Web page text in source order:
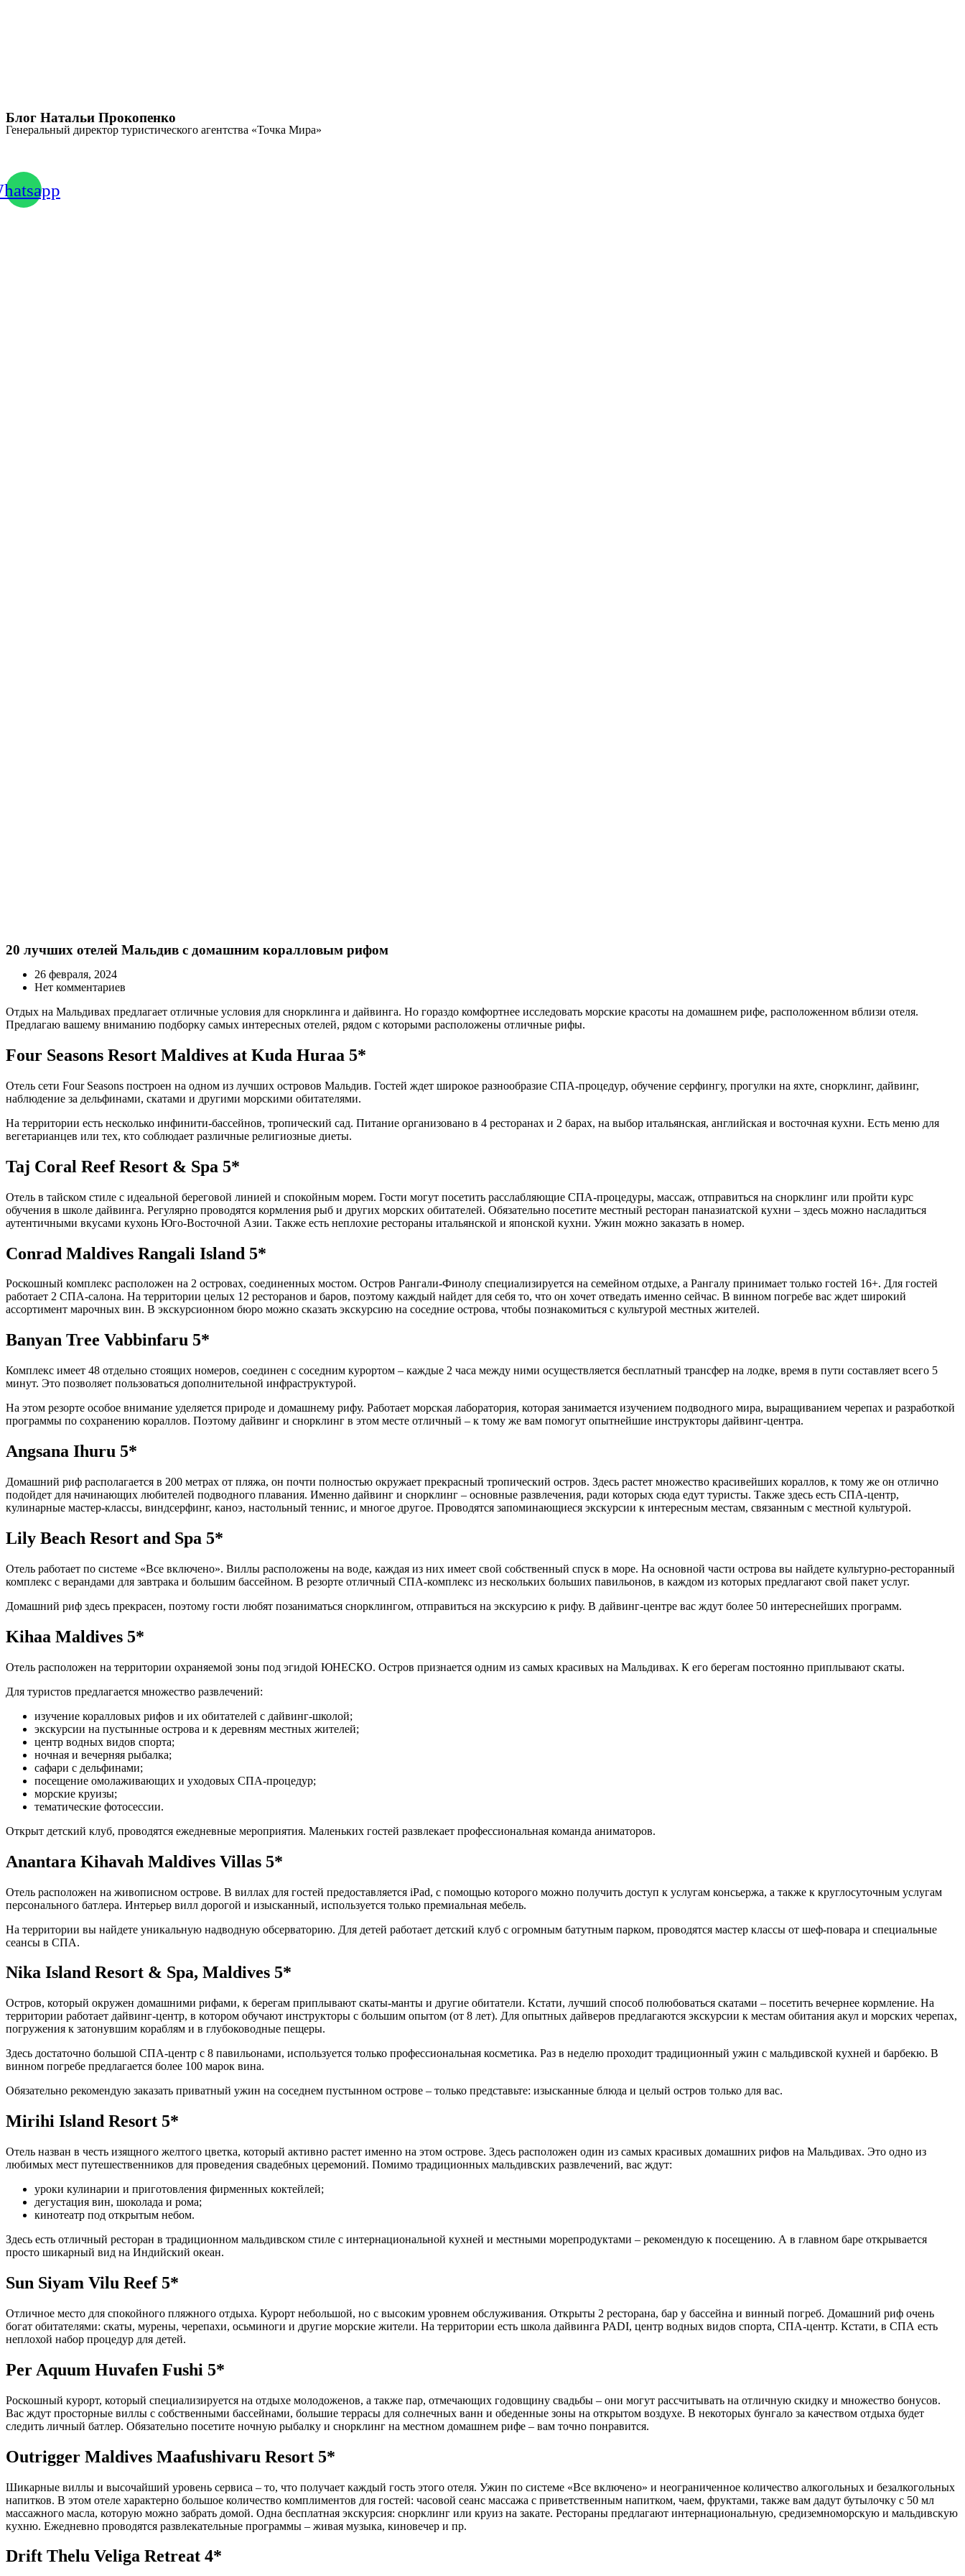
Блог Натальи Прокопенко
Генеральный директор туристического агентства «Точка Мира»
20 лучших отелей Мальдив с домашним коралловым рифом
26 февраля, 2024
Нет комментариев
Отдых на Мальдивах предлагает отличные условия для снорклинга и дайвинга. Но гораздо комфортнее исследовать морские красоты на домашнем рифе, расположенном вблизи отеля.
Предлагаю вашему вниманию подборку самых интересных отелей, рядом с которыми расположены отличные рифы.
Four Seasons Resort Maldives at Kuda Huraa 5*
Отель сети Four Seasons построен на одном из лучших островов Мальдив. Гостей ждет широкое разнообразие СПА-процедур, обучение серфингу, прогулки на яхте, снорклинг, дайвинг,
наблюдение за дельфинами, скатами и другими морскими обитателями.
На территории есть несколько инфинити-бассейнов, тропический сад. Питание организовано в 4 ресторанах и 2 барах, на выбор итальянская, английская и восточная кухни. Есть меню для
вегетарианцев или тех, кто соблюдает различные религиозные диеты.
Taj Coral Reef Resort & Spa 5*
Отель в тайском стиле с идеальной береговой линией и спокойным морем. Гости могут посетить расслабляющие СПА-процедуры, массаж, отправиться на снорклинг или пройти курс
обучения в школе дайвинга. Регулярно проводятся кормления рыб и других морских обитателей. Обязательно посетите местный ресторан паназиатской кухни – здесь можно насладиться
аутентичными вкусами кухонь Юго-Восточной Азии. Также есть неплохие рестораны итальянской и японской кухни. Ужин можно заказать в номер.
Conrad Maldives Rangali Island 5*
Роскошный комплекс расположен на 2 островах, соединенных мостом. Остров Рангали-Финолу специализируется на семейном отдыхе, а Рангалу принимает только гостей 16+. Для гостей
работает 2 СПА-салона. На территории целых 12 ресторанов и баров, поэтому каждый найдет для себя то, что он хочет отведать именно сейчас. В винном погребе вас ждет широкий
ассортимент марочных вин. В экскурсионном бюро можно сказать экскурсию на соседние острова, чтобы познакомиться с культурой местных жителей.
Banyan Tree Vabbinfaru 5*
Комплекс имеет 48 отдельно стоящих номеров, соединен с соседним курортом – каждые 2 часа между ними осуществляется бесплатный трансфер на лодке, время в пути составляет всего 5
минут. Это позволяет пользоваться дополнительной инфраструктурой.
На этом резорте особое внимание уделяется природе и домашнему рифу. Работает морская лаборатория, которая занимается изучением подводного мира, выращиванием черепах и разработкой
программы по сохранению кораллов. Поэтому дайвинг и снорклинг в этом месте отличный – к тому же вам помогут опытнейшие инструкторы дайвинг-центра.
Angsana Ihuru 5*
Домашний риф располагается в 200 метрах от пляжа, он почти полностью окружает прекрасный тропический остров. Здесь растет множество красивейших кораллов, к тому же он отлично
подойдет для начинающих любителей подводного плавания. Именно дайвинг и снорклинг – основные развлечения, ради которых сюда едут туристы. Также здесь есть СПА-центр,
кулинарные мастер-классы, виндсерфинг, каноэ, настольный теннис, и многое другое. Проводятся запоминающиеся экскурсии к интересным местам, связанным с местной культурой.
Lily Beach Resort and Spa 5*
Отель работает по системе «Все включено». Виллы расположены на воде, каждая из них имеет свой собственный спуск в море. На основной части острова вы найдете культурно-ресторанный
комплекс с верандами для завтрака и большим бассейном. В резорте отличный СПА-комплекс из нескольких больших павильонов, в каждом из которых предлагают свой пакет услуг.
Домашний риф здесь прекрасен, поэтому гости любят позаниматься снорклингом, отправиться на экскурсию к рифу. В дайвинг-центре вас ждут более 50 интереснейших программ.
Kihaa Maldives 5*
Отель расположен на территории охраняемой зоны под эгидой ЮНЕСКО. Остров признается одним из самых красивых на Мальдивах. К его берегам постоянно приплывают скаты.
Для туристов предлагается множество развлечений:
изучение коралловых рифов и их обитателей с дайвинг-школой;
экскурсии на пустынные острова и к деревням местных жителей;
центр водных видов спорта;
ночная и вечерняя рыбалка;
сафари с дельфинами;
посещение омолаживающих и уходовых СПА-процедур;
морские круизы;
тематические фотосессии.
Открыт детский клуб, проводятся ежедневные мероприятия. Маленьких гостей развлекает профессиональная команда аниматоров.
Anantara Kihavah Maldives Villas 5*
Отель расположен на живописном острове. В виллах для гостей предоставляется iPad, с помощью которого можно получить доступ к услугам консьержа, а также к круглосуточным услугам
персонального батлера. Интерьер вилл дорогой и изысканный, используется только премиальная мебель.
На территории вы найдете уникальную надводную обсерваторию. Для детей работает детский клуб с огромным батутным парком, проводятся мастер классы от шеф-повара и специальные
сеансы в СПА.
Nika Island Resort & Spa, Maldives 5*
Остров, который окружен домашними рифами, к берегам приплывают скаты-манты и другие обитатели. Кстати, лучший способ полюбоваться скатами – посетить вечернее кормление. На
территории работает дайвинг-центр, в котором обучают инструкторы с большим опытом (от 8 лет). Для опытных дайверов предлагаются экскурсии к местам обитания акул и морских черепах,
погружения к затонувшим кораблям и в глубоководные пещеры.
Здесь достаточно большой СПА-центр с 8 павильонами, используется только профессиональная косметика. Раз в неделю проходит традиционный ужин с мальдивской кухней и барбекю. В
винном погребе предлагается более 100 марок вина.
Обязательно рекомендую заказать приватный ужин на соседнем пустынном острове – только представьте: изысканные блюда и целый остров только для вас.
Mirihi Island Resort 5*
Отель назван в честь изящного желтого цветка, который активно растет именно на этом острове. Здесь расположен один из самых красивых домашних рифов на Мальдивах. Это одно из
любимых мест путешественников для проведения свадебных церемоний. Помимо традиционных мальдивских развлечений, вас ждут:
уроки кулинарии и приготовления фирменных коктейлей;
дегустация вин, шоколада и рома;
кинотеатр под открытым небом.
Здесь есть отличный ресторан в традиционном мальдивском стиле с интернациональной кухней и местными морепродуктами – рекомендую к посещению. А в главном баре открывается
просто шикарный вид на Индийский океан.
Sun Siyam Vilu Reef 5*
Отличное место для спокойного пляжного отдыха. Курорт небольшой, но с высоким уровнем обслуживания. Открыты 2 ресторана, бар у бассейна и винный погреб. Домашний риф очень
богат обитателями: скаты, мурены, черепахи, осьминоги и другие морские жители. На территории есть школа дайвинга PADI, центр водных видов спорта, СПА-центр. Кстати, в СПА есть
неплохой набор процедур для детей.
Per Aquum Huvafen Fushi 5*
Роскошный курорт, который специализируется на отдыхе молодоженов, а также пар, отмечающих годовщину свадьбы – они могут рассчитывать на отличную скидку и множество бонусов.
Вас ждут просторные виллы с собственными бассейнами, большие террасы для солнечных ванн и обеденные зоны на открытом воздухе. В некоторых бунгало за качеством отдыха будет
следить личный батлер. Обязательно посетите ночную рыбалку и снорклинг на местном домашнем рифе – вам точно понравится.
Outrigger Maldives Maafushivaru Resort 5*
Шикарные виллы и высочайший уровень сервиса – то, что получает каждый гость этого отеля. Ужин по системе «Все включено» и неограниченное количество алкогольных и безалкогольных
напитков. В этом отеле характерно большое количество комплиментов для гостей: часовой сеанс массажа с приветственным напитком, чаем, фруктами, также вам дадут бутылочку с 50 мл
массажного масла, которую можно забрать домой. Одна бесплатная экскурсия: снорклинг или круиз на закате. Рестораны предлагают интернациональную, средиземноморскую и мальдивскую
кухню. Ежедневно проводятся развлекательные программы – живая музыка, киновечер и пр.
Drift Thelu Veliga Retreat 4*